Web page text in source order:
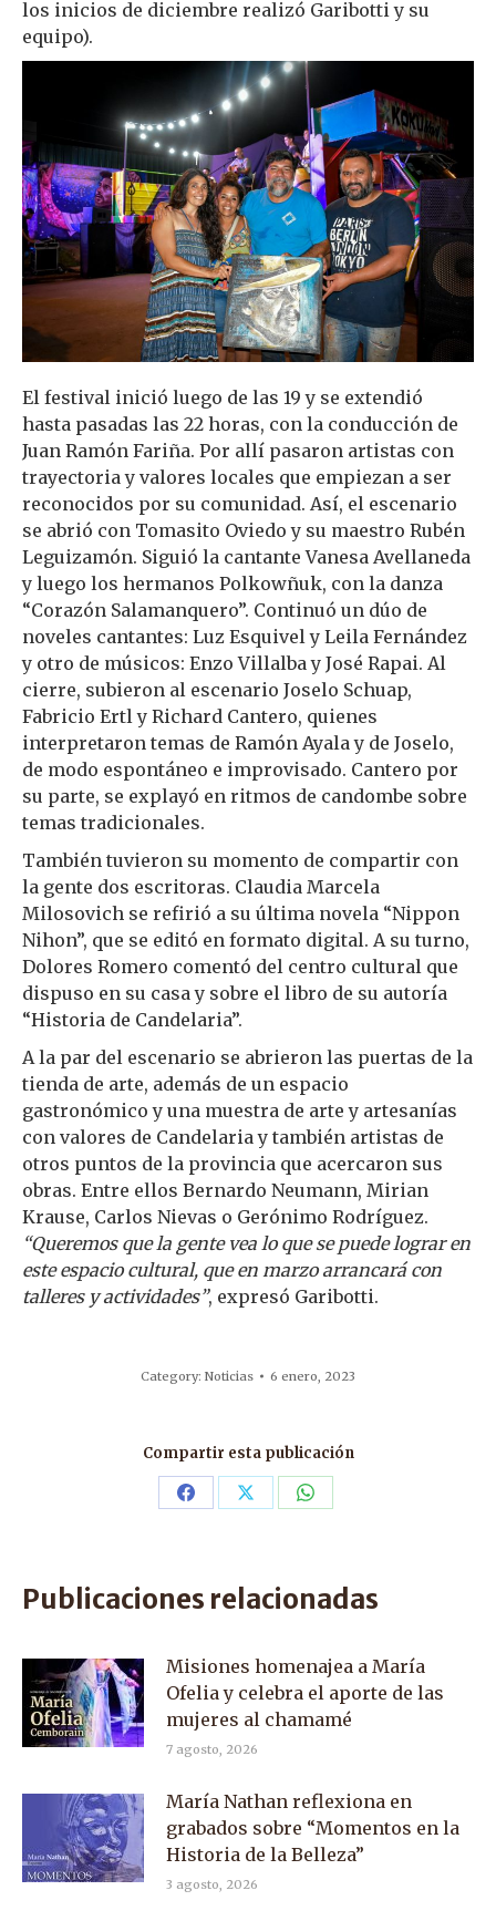
los inicios de diciembre realizó Garibotti y su
equipo).
El festival inició luego de las 19 y se extendió
hasta pasadas las 22 horas, con la conducción de
Juan Ramón Fariña. Por allí pasaron artistas con
trayectoria y valores locales que empiezan a ser
reconocidos por su comunidad. Así, el escenario
se abrió con Tomasito Oviedo y su maestro Rubén
Leguizamón. Siguió la cantante Vanesa Avellaneda
y luego los hermanos Polkowñuk, con la danza
“Corazón Salamanquero”. Continuó un dúo de
noveles cantantes: Luz Esquivel y Leila Fernández
y otro de músicos: Enzo Villalba y José Rapai. Al
cierre, subieron al escenario Joselo Schuap,
Fabricio Ertl y Richard Cantero, quienes
interpretaron temas de Ramón Ayala y de Joselo,
de modo espontáneo e improvisado. Cantero por
su parte, se explayó en ritmos de candombe sobre
temas tradicionales.
También tuvieron su momento de compartir con
la gente dos escritoras. Claudia Marcela
Milosovich se refirió a su última novela “Nippon
Nihon”, que se editó en formato digital. A su turno,
Dolores Romero comentó del centro cultural que
dispuso en su casa y sobre el libro de su autoría
“Historia de Candelaria”.
A la par del escenario se abrieron las puertas de la
tienda de arte, además de un espacio
gastronómico y una muestra de arte y artesanías
con valores de Candelaria y también artistas de
otros puntos de la provincia que acercaron sus
obras. Entre ellos Bernardo Neumann, Mirian
Krause, Carlos Nievas o Gerónimo Rodríguez.
“Queremos que la gente vea lo que se puede lograr en
este espacio cultural, que en marzo arrancará con
talleres y actividades”, expresó Garibotti.
Category: Noticias 6 enero, 2023
Compartir esta publicación
Share Share Share
Publicaciones relacionadas
Misiones homenajea a María
Ofelia y celebra el aporte de las
mujeres al chamamé
7 agosto, 2026
María Nathan reflexiona en
grabados sobre “Momentos en la
Historia de la Belleza”
3 agosto, 2026